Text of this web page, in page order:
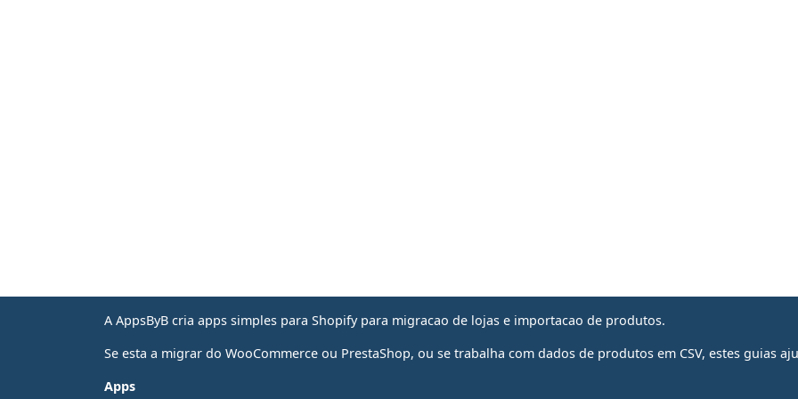
A AppsByB cria apps simples para Shopify para migracao de lojas e importacao de produtos.
Se esta a migrar do WooCommerce ou PrestaShop, ou se trabalha com dados de produtos em CSV, estes guias
Apps